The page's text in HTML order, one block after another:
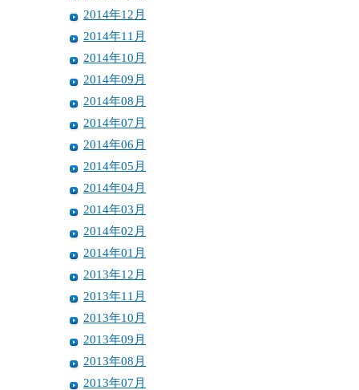
2014年12月
2014年11月
2014年10月
2014年09月
2014年08月
2014年07月
2014年06月
2014年05月
2014年04月
2014年03月
2014年02月
2014年01月
2013年12月
2013年11月
2013年10月
2013年09月
2013年08月
2013年07月